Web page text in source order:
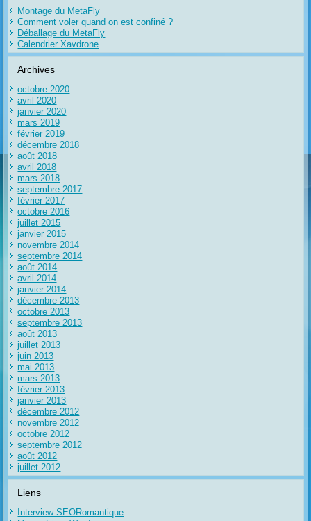
Montage du MetaFly
Comment voler quand on est confiné ?
Déballage du MetaFly
Calendrier Xavdrone
Archives
octobre 2020
avril 2020
janvier 2020
mars 2019
février 2019
décembre 2018
août 2018
avril 2018
mars 2018
septembre 2017
février 2017
octobre 2016
juillet 2015
janvier 2015
novembre 2014
septembre 2014
août 2014
avril 2014
janvier 2014
décembre 2013
octobre 2013
septembre 2013
août 2013
juillet 2013
juin 2013
mai 2013
mars 2013
février 2013
janvier 2013
décembre 2012
novembre 2012
octobre 2012
septembre 2012
août 2012
juillet 2012
Liens
Interview SEORomantique